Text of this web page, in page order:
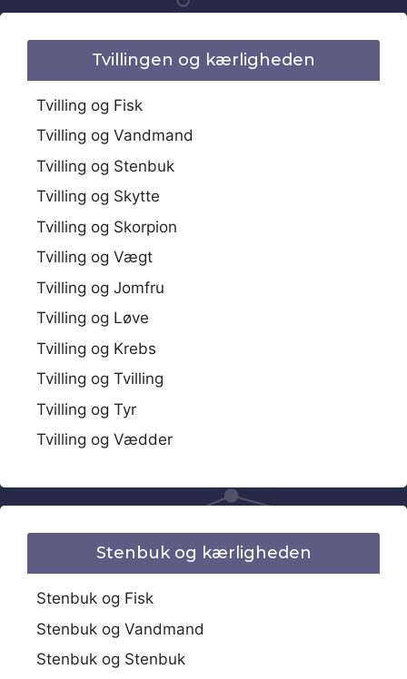
Tvillingen og kærligheden
Tvilling og Fisk
Tvilling og Vandmand
Tvilling og Stenbuk
Tvilling og Skytte
Tvilling og Skorpion
Tvilling og Vægt
Tvilling og Jomfru
Tvilling og Løve
Tvilling og Krebs
Tvilling og Tvilling
Tvilling og Tyr
Tvilling og Vædder
Stenbuk og kærligheden
Stenbuk og Fisk
Stenbuk og Vandmand
Stenbuk og Stenbuk